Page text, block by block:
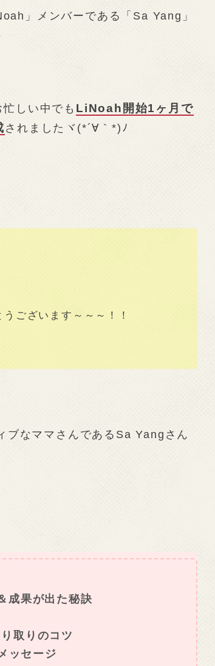
」メンバーである「Sa Yang」
しい中でも LiNoah開始1ヶ月で
されましたヾ(*´∀｀*)ﾉ
ございます～～～！！
ブなママさんであるSa Yangさん
成果が出た秘訣
取りのコツ
ッセージ